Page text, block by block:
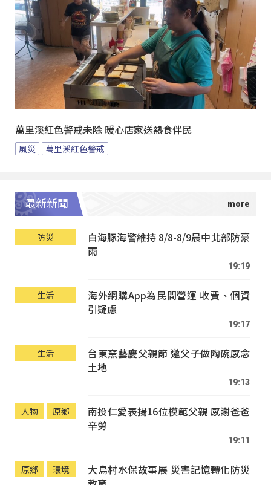
萬里溪紅色警戒未除 暖心店家送熱食伴民
風災 萬里溪紅色警戒
最新新聞
防災
白海豚海警維持 8/8-8/9晨中北部防豪
雨
19:19
生活
海外網購App為民間營運 收費、個資
引疑慮
19:17
生活
台東窯藝慶父親節 邀父子做陶碗感念
土地
19:13
人物 原鄉
南投仁愛表揚16位模範父親 感謝爸爸
辛勞
19:11
原鄉 環境
大鳥村水保故事展 災害記憶轉化防災